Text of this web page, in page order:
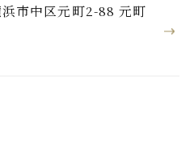
市中区元町2-88 元町